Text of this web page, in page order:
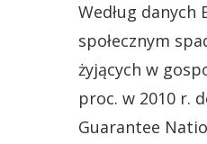
Według
społecznym
żyjących w
proc. w 2010 r.
Guarantee